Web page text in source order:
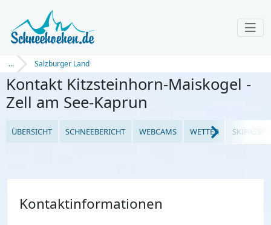
... Salzburger Land
Kontakt Kitzsteinhorn-Maiskogel -
Zell am See-Kaprun
ÜBERSICHT SCHNEEBERICHT WEBCAMS WETTER
Kontaktinformationen